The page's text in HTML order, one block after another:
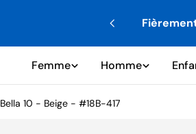
Femme Homme
Bella 10 - Beige - #18B-417